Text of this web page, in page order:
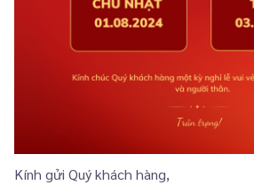
Kính gửi Quý khách hàng,